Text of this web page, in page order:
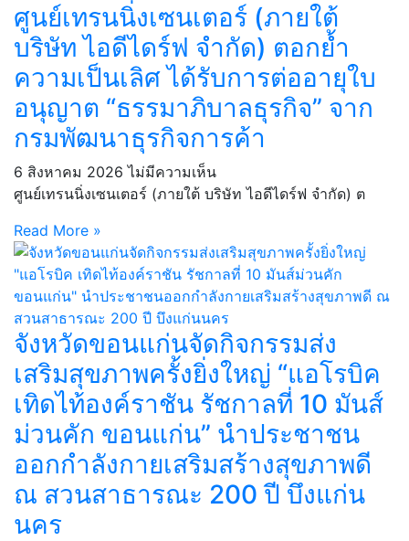
ศูนย์เทรนนิ่งเซนเตอร์ (ภายใต้
บริษัท ไอดีไดร์ฟ จำกัด) ตอกย้ำ
ความเป็นเลิศ ได้รับการต่ออายุใบ
อนุญาต “ธรรมาภิบาลธุรกิจ” จาก
กรมพัฒนาธุรกิจการค้า
6 สิงหาคม 2026ไม่มีความเห็น
ศูนย์เทรนนิ่งเซนเตอร์ (ภายใต้ บริษัท ไอดีไดร์ฟ จำกัด) ต
Read More »
จังหวัดขอนแก่นจัดกิจกรรมส่ง
เสริมสุขภาพครั้งยิ่งใหญ่ “แอโรบิค
เทิดไท้องค์ราชัน รัชกาลที่ 10 มันส์
ม่วนคัก ขอนแก่น” นำประชาชน
ออกกำลังกายเสริมสร้างสุขภาพดี
ณ สวนสาธารณะ 200 ปี บึงแก่น
นคร